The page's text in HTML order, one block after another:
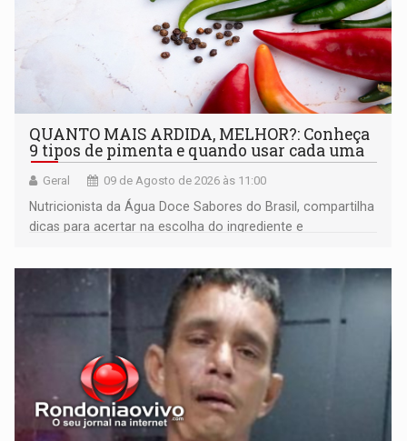
QUANTO MAIS ARDIDA, MELHOR?: Conheça
9 tipos de pimenta e quando usar cada uma
Geral 09 de Agosto de 2026 às 11:00
Nutricionista da Água Doce Sabores do Brasil, compartilha
dicas para acertar na escolha do ingrediente e